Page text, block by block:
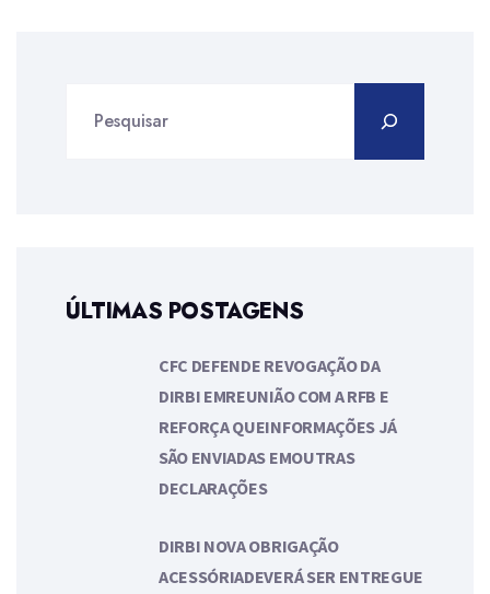
ÚLTIMAS POSTAGENS
CFC DEFENDE REVOGAÇÃO DA
DIRBI EMREUNIÃO COM A RFB E
REFORÇA QUEINFORMAÇÕES JÁ
SÃO ENVIADAS EMOUTRAS
DECLARAÇÕES
DIRBI NOVA OBRIGAÇÃO
ACESSÓRIADEVERÁ SER ENTREGUE